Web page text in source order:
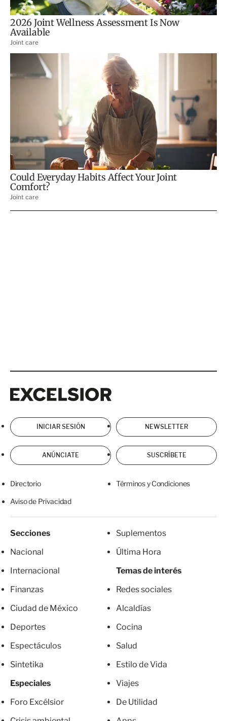
INICIAR SESIÓN NEWSLETTER
ANÚNCIATE SUSCRÍBETE
Directorio Términos y Condiciones
Aviso de Privacidad
Secciones
Nacional
Internacional
Finanzas
Ciudad de México
Deportes
Espectáculos
Sintetika
Especiales
Foro Excélsior
Suplementos
Última Hora
Temas de interés
Redes sociales
Alcaldías
Cocina
Salud
Estilo de Vida
Viajes
De Utilidad